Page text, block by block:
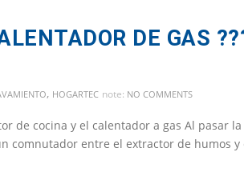
DE GAS
, HOGARTEC note: NO COMMENTS
de cocina y el calentador a gas Al pasar
comnutador entre el extractor de humos